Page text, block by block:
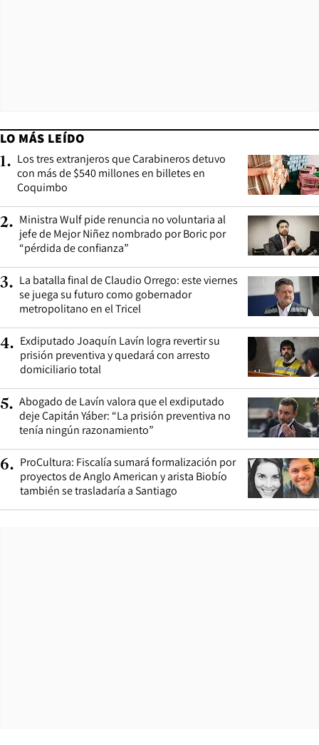
LO MÁS LEÍDO
1. Los tres extranjeros que Carabineros detuvo
con más de $540 millones en billetes en
Coquimbo
2. Ministra Wulf pide renuncia no voluntaria al
jefe de Mejor Niñez nombrado por Boric por
“pérdida de confianza”
3. La batalla final de Claudio Orrego: este viernes
se juega su futuro como gobernador
metropolitano en el Tricel
4. Exdiputado Joaquín Lavín logra revertir su
prisión preventiva y quedará con arresto
domiciliario total
5. Abogado de Lavín valora que el exdiputado
deje Capitán Yáber: “La prisión preventiva no
tenía ningún razonamiento”
6. ProCultura: Fiscalía sumará formalización por
proyectos de Anglo American y arista Biobío
también se trasladaría a Santiago